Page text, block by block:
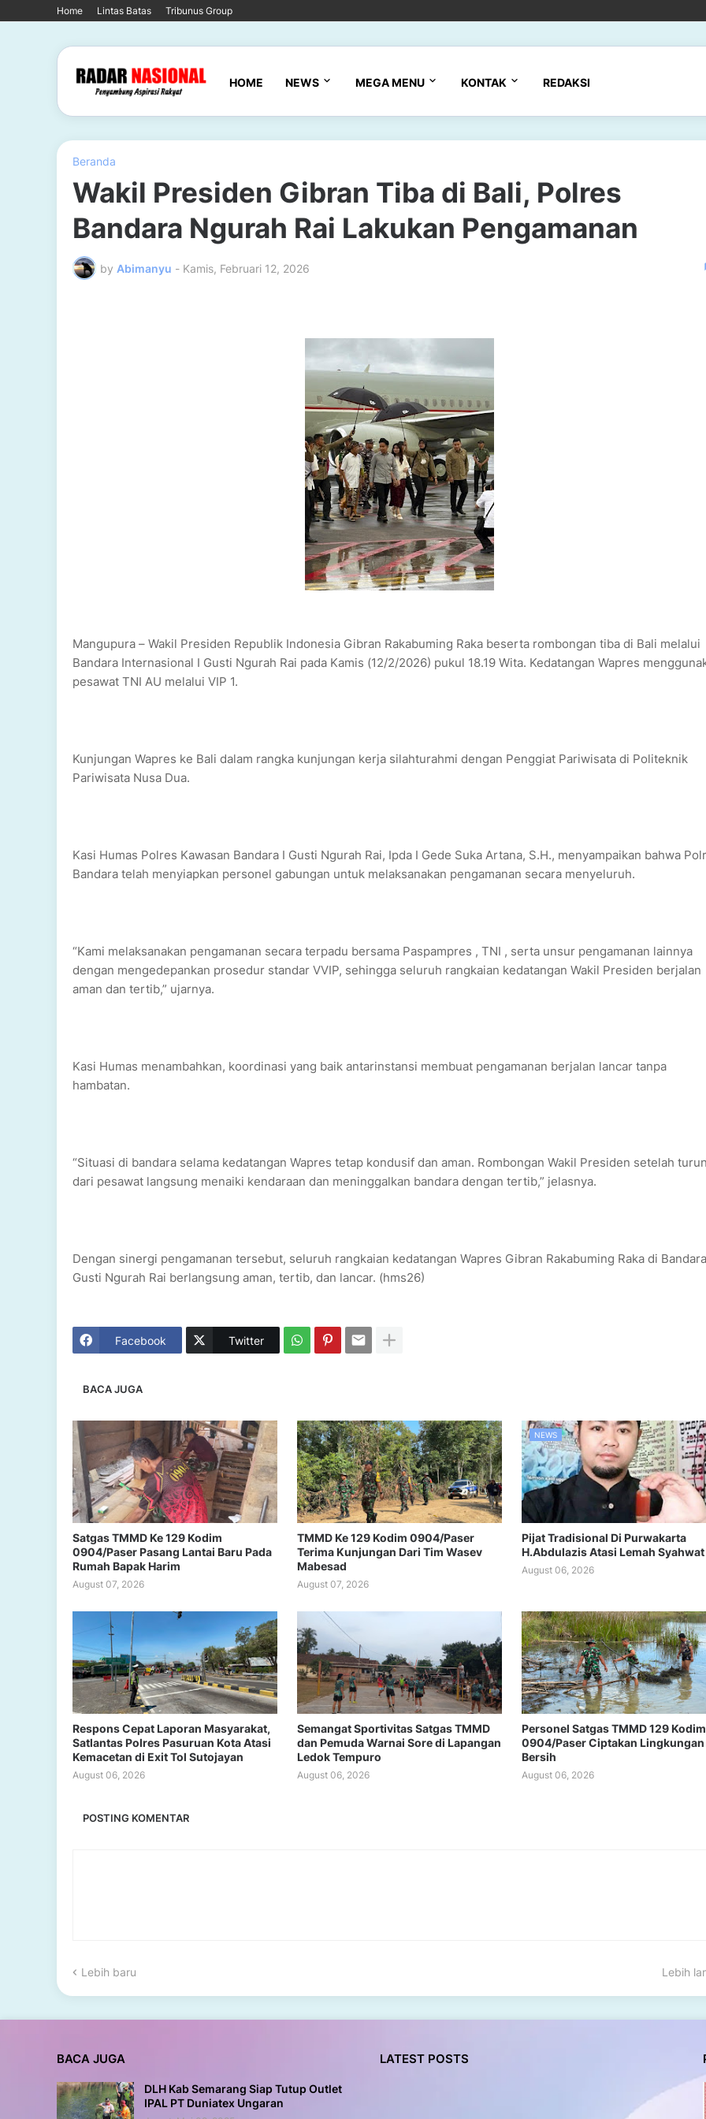
Home Lintas Batas Tribunus Group
HOME NEWS MEGA MENU KONTAK REDAKSI
Beranda
Wakil Presiden Gibran Tiba di Bali, Polres
Bandara Ngurah Rai Lakukan Pengamanan
by Abimanyu - Kamis, Februari 12, 2026
Mangupura – Wakil Presiden Republik Indonesia Gibran Rakabuming Raka beserta rombongan tiba di Bali melalui
Bandara Internasional I Gusti Ngurah Rai pada Kamis (12/2/2026) pukul 18.19 Wita. Kedatangan Wapres
pesawat TNI AU melalui VIP 1.
Kunjungan Wapres ke Bali dalam rangka kunjungan kerja silahturahmi dengan Penggiat Pariwisata di Politeknik
Pariwisata Nusa Dua.
Kasi Humas Polres Kawasan Bandara I Gusti Ngurah Rai, Ipda I Gede Suka Artana, S.H., menyampaikan bahwa
Bandara telah menyiapkan personel gabungan untuk melaksanakan pengamanan secara menyeluruh.
“Kami melaksanakan pengamanan secara terpadu bersama Paspampres , TNI , serta unsur pengamanan lainnya
dengan mengedepankan prosedur standar VVIP, sehingga seluruh rangkaian kedatangan Wakil Presiden berjalan
aman dan tertib,” ujarnya.
Kasi Humas menambahkan, koordinasi yang baik antarinstansi membuat pengamanan berjalan lancar tanpa
hambatan.
“Situasi di bandara selama kedatangan Wapres tetap kondusif dan aman. Rombongan Wakil Presiden setelah
dari pesawat langsung menaiki kendaraan dan meninggalkan bandara dengan tertib,” jelasnya.
Dengan sinergi pengamanan tersebut, seluruh rangkaian kedatangan Wapres Gibran Rakabuming Raka di
Gusti Ngurah Rai berlangsung aman, tertib, dan lancar. (hms26)
Facebook Twitter
BACA JUGA
Satgas TMMD Ke 129 Kodim
0904/Paser Pasang Lantai Baru Pada
Rumah Bapak Harim
August 07, 2026
TMMD Ke 129 Kodim 0904/Paser
Terima Kunjungan Dari Tim Wasev
Mabesad
August 07, 2026
NEWS
Pijat Tradisional Di Purwakarta
H.Abdulazis Atasi Lemah Syahwat
August 06, 2026
Respons Cepat Laporan Masyarakat,
Satlantas Polres Pasuruan Kota Atasi
Kemacetan di Exit Tol Sutojayan
August 06, 2026
Semangat Sportivitas Satgas TMMD
dan Pemuda Warnai Sore di Lapangan
Ledok Tempuro
August 06, 2026
Personel Satgas TMMD 129 Kodim
0904/Paser Ciptakan Lingkungan
Bersih
August 06, 2026
POSTING KOMENTAR
Lebih baru Lebih
BACA JUGA
DLH Kab Semarang Siap Tutup Outlet
IPAL PT Duniatex Ungaran
LATEST POSTS